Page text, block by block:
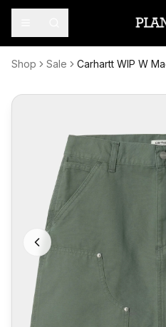
Shop Sale Carhartt WIP W